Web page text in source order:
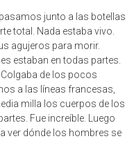
total. Nada estaba vivo.
agujeros para morir.
estaban en todas partes.
de los pocos
a las líneas francesas,
milla los cuerpos de los
Fue increíble. Luego
ver dónde los hombres se
tratando de respirar.